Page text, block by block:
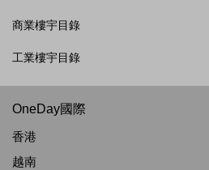
商業樓宇目錄
工業樓宇目錄
OneDay國際
香港
越南